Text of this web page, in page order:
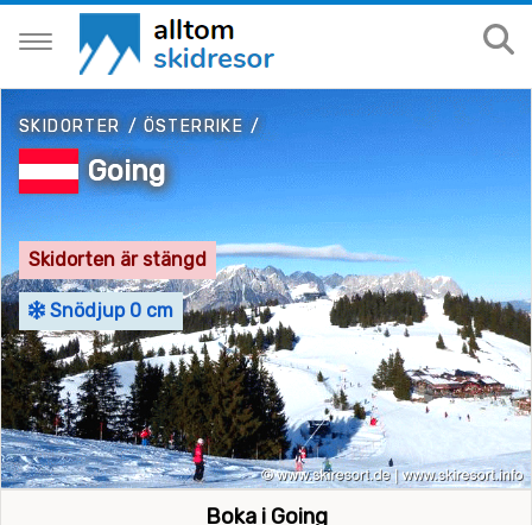
SKIDORTER /ÖSTERRIKE /
Going
Skidorten är stängd
Snödjup 0 cm
Boka i Going